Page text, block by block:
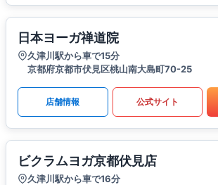
日本ヨーガ禅道院
久津川駅から車で15分
京都府京都市伏見区桃山南大島町70-25
店舗情報 公式サイト
ビクラムヨガ京都伏見店
久津川駅から車で16分